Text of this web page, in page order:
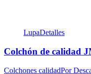
LupaDetalles
Colchón de calidad
Colchones calidadPor